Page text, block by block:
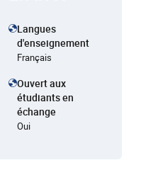
Langues
d'enseignement
Français
Ouvert aux
étudiants en
échange
Oui